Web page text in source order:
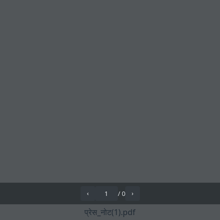
‹ /0 ›
प्रेस_नोट(1).pdf